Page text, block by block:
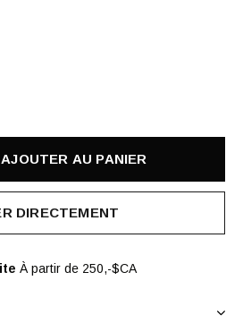
AJOUTER AU PANIER
DIRECTEMENT
À partir de 250,-$CA